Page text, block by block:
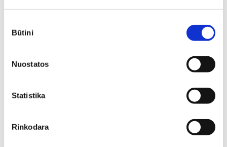
pasirinkimas
Būtini
Nuostatos
Statistika
Rinkodara
Individuali
pasiruošę Jums padėti susikurti savo svajonių interjerą!
Padėsim parengti planus iš išmatavimus geriausiam